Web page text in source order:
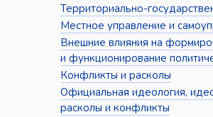
Территориально-
Местное управление и
Внешние влияния на
и функционирование
Конфликты и расколы
Официальная идеология,
расколы и конфликты